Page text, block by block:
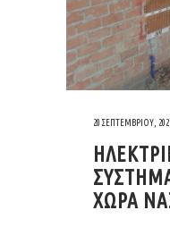
20 ΣΕΠΤΕΜΒΡΊΟΥ, 2021
ΧΩΡΑ